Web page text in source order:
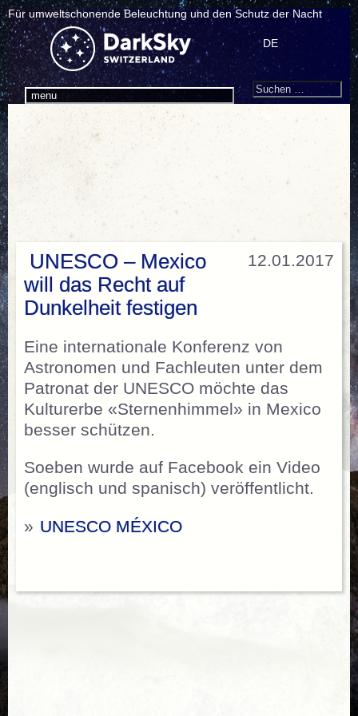
Für umweltschonende Beleuchtung und den Schutz der Nacht
menu
DE
Search
Suchen
12.01.2017
UNESCO – Mexico
will das Recht auf
Dunkelheit festigen
Eine internationale Konferenz von
Astronomen und Fachleuten unter dem
Patronat der UNESCO möchte das
Kulturerbe «Sternenhimmel» in Mexico
besser schützen.
Soeben wurde auf Facebook ein Video
(englisch und spanisch) veröffentlicht.
» UNESCO MÉXICO